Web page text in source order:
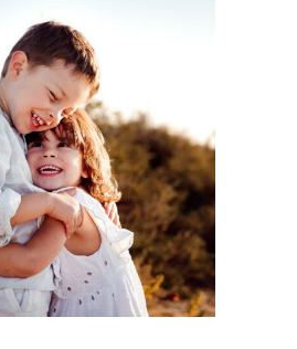
n’ont pas besoin d’être sages
séance photo réussie
LA SUITE